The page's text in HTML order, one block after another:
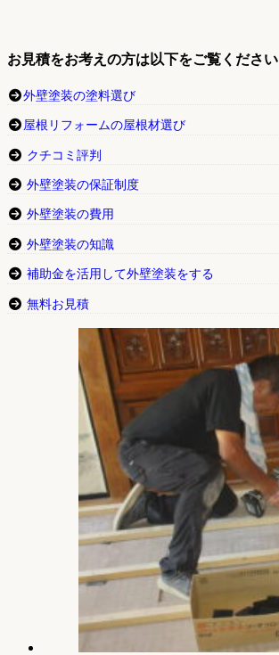
お見積をお考えの方は以下をご覧ください
外壁塗装の塗料選び
屋根リフォームの屋根材選び
クチコミ評判
外壁塗装の保証制度
外壁塗装の費用
外壁塗装の知識
補助金を活用して外壁塗装をする
無料お見積